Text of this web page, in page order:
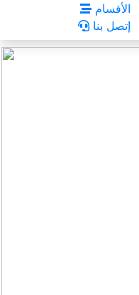
الأقسام
إتصل بنا